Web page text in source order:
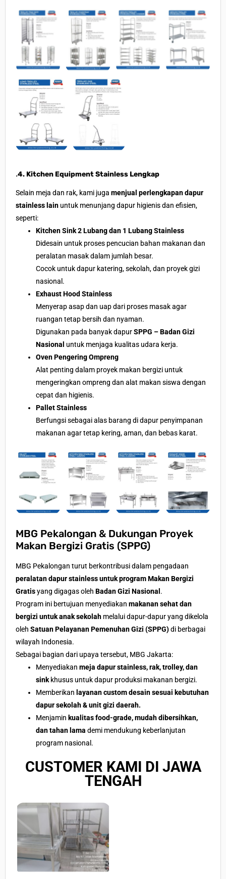
.4. Kitchen Equipment Stainless Lengkap
Selain meja dan rak, kami juga menjual perlengkapan dapur
stainless lain untuk menunjang dapur higienis dan efisien,
seperti:
Kitchen Sink 2 Lubang dan 1 Lubang Stainless
Didesain untuk proses pencucian bahan makanan dan
peralatan masak dalam jumlah besar.
Cocok untuk dapur katering, sekolah, dan proyek gizi
nasional.
Exhaust Hood Stainless
Menyerap asap dan uap dari proses masak agar
ruangan tetap bersih dan nyaman.
Digunakan pada banyak dapurSPPG – Badan Gizi
Nasional untuk menjaga kualitas udara kerja.
Oven Pengering Ompreng
Alat penting dalam proyek makan bergizi untuk
mengeringkan ompreng dan alat makan siswa dengan
cepat dan higienis.
Pallet Stainless
Berfungsi sebagai alas barang di dapur penyimpanan
makanan agar tetap kering, aman, dan bebas karat.
MBG Pekalongan & Dukungan Proyek
Makan Bergizi Gratis (SPPG)
MBG Pekalongan turut berkontribusi dalam pengadaan
peralatan dapur stainless untuk program Makan Bergizi
Gratisyang digagas oleh Badan Gizi Nasional .
Program ini bertujuan menyediakan makanan sehat dan
bergizi untuk anak sekolah melalui dapur-dapur yang dikelola
oleh Satuan Pelayanan Pemenuhan Gizi (SPPG)di berbagai
wilayah Indonesia.
Sebagai bagian dari upaya tersebut, MBG Jakarta:
Menyediakan meja dapur stainless, rak, trolley, dan
sinkkhusus untuk dapur produksi makanan bergizi.
Memberikan layanan custom desain sesuai kebutuhan
dapur sekolah & unit gizi daerah.
Menjamin kualitas food-grade, mudah dibersihkan,
dan tahan lama demi mendukung keberlanjutan
program nasional.
CUSTOMER KAMI DI JAWA
TENGAH